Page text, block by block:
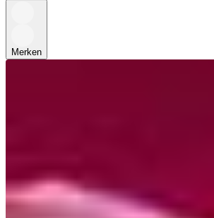
Merken